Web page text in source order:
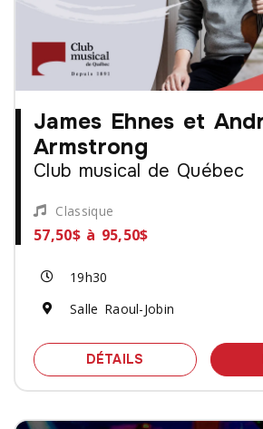
James Ehnes et
Armstrong
Club musical de Québec
Classique
57,50$ à 95,50$
19h30
Salle Raoul-Jobin
DÉTAILS SPECTACLE